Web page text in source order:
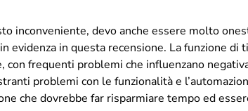
inconveniente, devo anche essere molto
evidenza in questa recensione. La funzione di
con frequenti problemi che influenzano
problemi con le funzionalità e
che dovrebbe far risparmiare tempo ed